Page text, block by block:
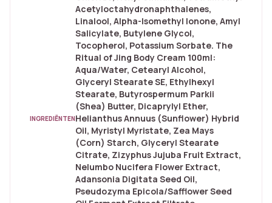
INGREDIËNTEN
Acetyloctahydronaphthalenes,
Linalool, Alpha-Isomethyl Ionone, Amyl
Salicylate, Butylene Glycol,
Tocopherol, Potassium Sorbate. The
Ritual of Jing Body Cream 100ml:
Aqua/Water, Cetearyl Alcohol,
Glyceryl Stearate SE, Ethylhexyl
Stearate, Butyrospermum Parkii
(Shea) Butter, Dicaprylyl Ether,
Helianthus Annuus (Sunflower) Hybrid
Oil, Myristyl Myristate, Zea Mays
(Corn) Starch, Glyceryl Stearate
Citrate, Zizyphus Jujuba Fruit Extract,
Nelumbo Nucifera Flower Extract,
Adansonia Digitata Seed Oil,
Pseudozyma Epicola/Safflower Seed